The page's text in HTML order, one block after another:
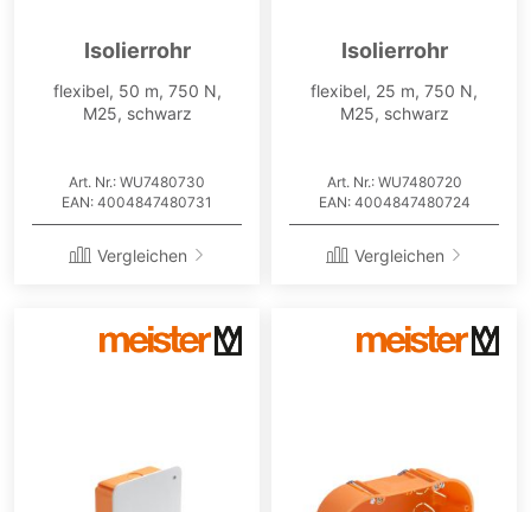
Isolierrohr
flexibel, 50 m, 750 N,
M25, schwarz
Art. Nr.: WU7480730
EAN: 4004847480731
Vergleichen
Isolierrohr
flexibel, 25 m, 750 N,
M25, schwarz
Art. Nr.: WU7480720
EAN: 4004847480724
Vergleichen